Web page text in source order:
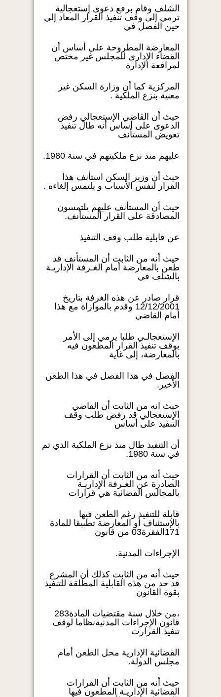
الشلف وقام برفع دعوى إستعجالية
ترمي إلى وقف تنفيذ القرار المعاد إلي
حين الفصل في
المعارضة المطروحة علي أساس أن
القضاء الإداري للمجلس غير مختص
لمرافعة الإدارة
المركزية كما أن وزارة السكن غير
معنية بنزع الملكية .
حيث أن القاضي الإستعجالي رفض
الدعوى على أساس أنه طال تنفيذ
تعويض المستأنف
عليهم منذ نزع ملكيتهم في سنة 1980.
حيث أن وزير السكن استأنف هذا
القرار لنفس الأسباب و يلتمس إلغاءه .
حيث أن المستأنف عليهم يلتمسون
المصادقة على القرار المستأنف.
عن قابلية طلب وقف التنفيذ
حيث أنه من الثابت أن المستأنف قد
طعن بالمعارضة أمام الغـرفة الإداريـة
بالشلف في
قرار صادر عن هذه الغرفة بتاريخ
12/12/2001 وقدم بالموازاة مع هذا
أمام القاضي
الإستعجالـي طلبا يرمي إلى الأمر
بوقف تنفيذ القرار المطعون فيه
بالمعارضة، إلى غاية
الفصل في هذا الفصل في هذا الطعن
الأخير.
حيث انه من الثابت أن القاضي
الإستعجالي قد رفض طلب وقف
التنفيذ على أساس
أن التنفيذ طال منذ نزع الملكية الذي تم
في سنة 1980.
حيث أنه من الثابت أن القرارات
الصادرة عن الغـرفة الإداريـة
بالمجالس القضائية هي قرارات
قابلة للتنفيذ رغم الطعن فيها
بالإستئناف أو المعارضة تطبيقا للمادة
171الفقرة03 من قانون
الإجراءات المدنية.
حيث أنه من الثابت كذلك أن المشرع
قد حد من هذه القابلية المطلقة للتنفيذ
بقوة القانون
،من خلال سنة مقتضيات المادة283
قانون الإجراءات المدنيةنظاما لوقف
تنفيذ القرارت
القضائية الإدارية محل الطعن أمام
مجلس الدولة.
حيث أنه من الثابت أن القرارات
القضائية الإداريـة المطعون فيها